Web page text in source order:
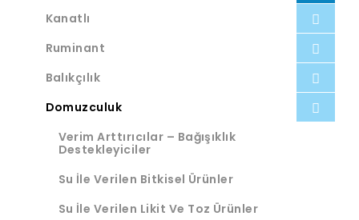
Kanatlı
Ruminant
Balıkçılık
Domuzculuk
Verim Arttırıcılar – Bağışıklık
Destekleyiciler
Su İle Verilen Bitkisel Ürünler
Su İle Verilen Likit Ve Toz Ürünler